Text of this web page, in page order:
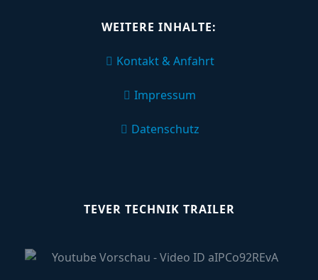
WEITERE INHALTE:
Kontakt & Anfahrt
Impressum
Datenschutz
TEVER TECHNIK TRAILER